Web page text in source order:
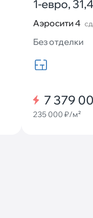
1-евро,
Аэросити 4
Без отделки
7 379
235 000 ₽/м²